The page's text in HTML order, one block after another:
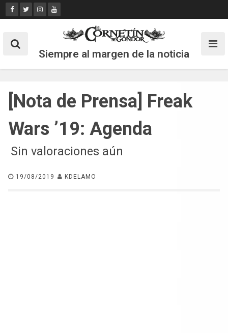
Skip
to
Siempre al margen de la noticia
[Nota de Prensa] Freak
Wars ’19: Agenda
Sin valoraciones aún
19/08/2019 KDELAMO